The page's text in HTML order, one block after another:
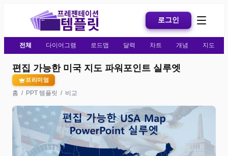
로그인
전체 다이어그램 로드맵 달력 차트 개념 지도
편집 가능한 미국 지도 파워포인트 실루엣
프리미엄
홈 / PPT 템플릿 / 비교